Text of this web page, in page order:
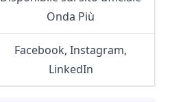
Onda Più
Facebook, Instagram,
LinkedIn